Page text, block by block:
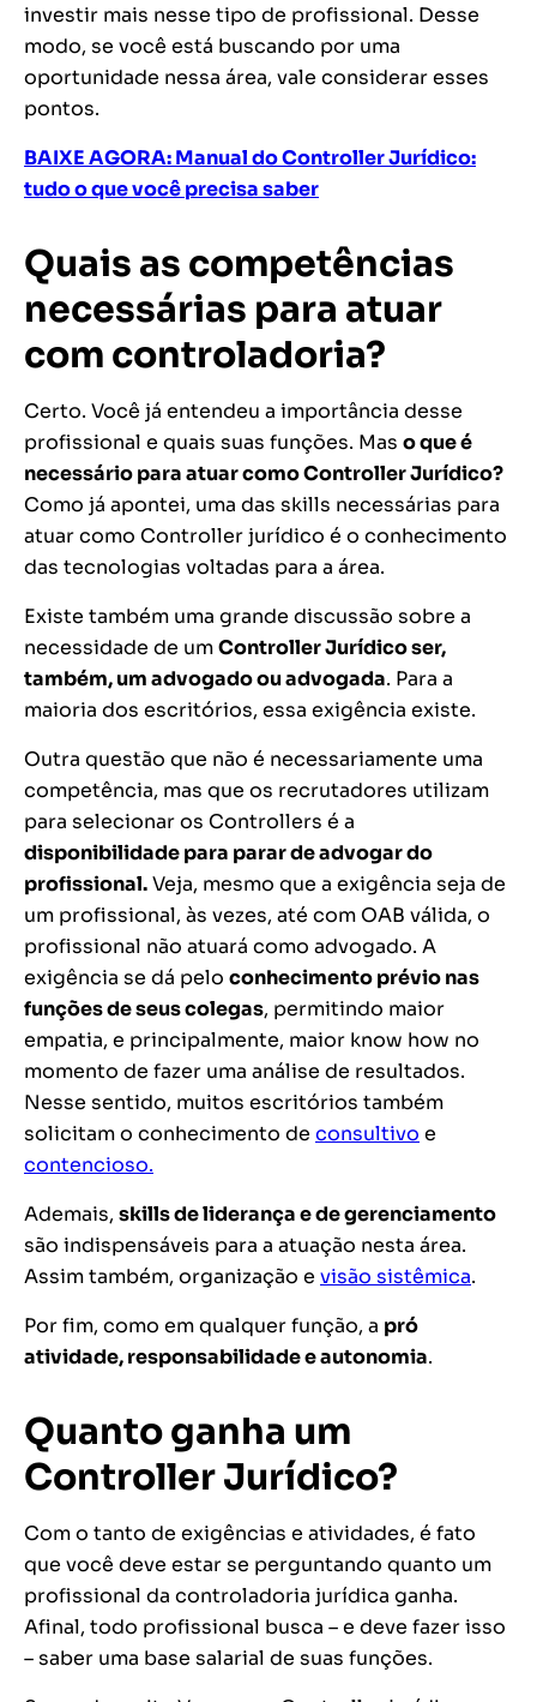
investir mais nesse tipo de profissional. Desse
modo, se você está buscando por uma
oportunidade nessa área, vale considerar esses
pontos.
BAIXE AGORA: Manual do Controller Jurídico:
tudo o que você precisa saber
Quais as competências
necessárias para atuar
com controladoria?
Certo. Você já entendeu a importância desse
profissional e quais suas funções. Mas o que é
necessário para atuar como Controller Jurídico?
Como já apontei, uma das skills necessárias para
atuar como Controller jurídico é o conhecimento
das tecnologias voltadas para a área.
Existe também uma grande discussão sobre a
necessidade de umController Jurídico ser,
também, um advogado ou advogada. Para a
maioria dos escritórios, essa exigência existe.
Outra questão que não é necessariamente uma
competência, mas que os recrutadores utilizam
para selecionar os Controllers é a
disponibilidade para parar de advogar do
profissional.Veja, mesmo que a exigência seja de
um profissional, às vezes, até com OAB válida, o
profissional não atuará como advogado. A
exigência se dá pelo conhecimento prévio nas
funções de seus colegas, permitindo maior
empatia, e principalmente, maior know how no
momento de fazer uma análise de resultados.
Nesse sentido, muitos escritórios também
solicitam o conhecimento de consultivo e
contencioso.
Ademais, skills de liderança e de gerenciamento
são indispensáveis para a atuação nesta área.
Assim também, organização e visão sistêmica.
Por fim, como em qualquer função, a pró
atividade, responsabilidade e autonomia.
Quanto ganha um
Controller Jurídico?
Com o tanto de exigências e atividades, é fato
que você deve estar se perguntando quanto um
profissional da controladoria jurídica ganha.
Afinal, todo profissional busca – e deve fazer isso
– saber uma base salarial de suas funções.